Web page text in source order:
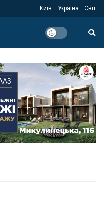
Київ Україна Світ